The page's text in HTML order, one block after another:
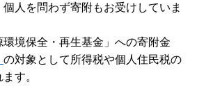
人を問わず寄附もお受けしていま
境保全・再生基金」への寄附金
の対象として所得税や個人住民税の
す。